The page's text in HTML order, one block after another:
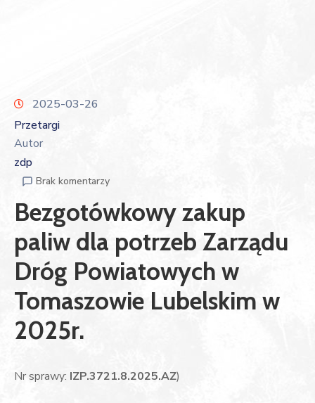
2025-03-26
Przetargi
Autor
zdp
Brak komentarzy
Bezgotówkowy zakup
paliw dla potrzeb Zarządu
Dróg Powiatowych w
Tomaszowie Lubelskim w
2025r.
Nr sprawy: IZP.3721.8.2025.AZ)